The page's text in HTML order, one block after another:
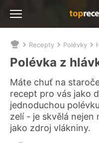
Nacházíte
se
zde:
Recepty Polévky
Polévka z
Máte chuť na
recept pro vás jako
jednoduchou
zelí - je skvělá nejen
jako zdroj vlákniny.